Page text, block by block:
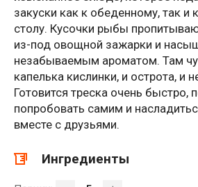
закуски как к обеденному, так и
столу. Кусочки рыбы
из-под овощной зажарки и
незабываемым ароматом. Там
капелька кислинки, и острота, и
Готовится треска очень быстро,
попробовать самим и
вместе с друзьями.
Ингредиенты